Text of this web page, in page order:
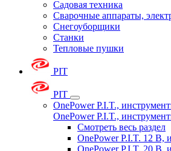
Садовая техника
Сварочные аппараты,
Снегоуборщики
Станки
Тепловые пушки
PIT
PIT
OnePower P.I.T.,
OnePower P.I.T.,
Смотреть весь раздел
OnePower P.I.T. 12 В,
OnePower P.I.T. 20 В,